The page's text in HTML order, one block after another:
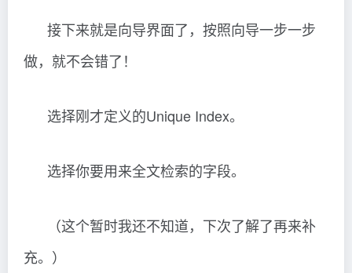
接下来就是向导界面了，按照向导一步一步
做，就不会错了！
选择刚才定义的Unique Index。
选择你要用来全文检索的字段。
（这个暂时我还不知道，下次了解了再来补
充。）